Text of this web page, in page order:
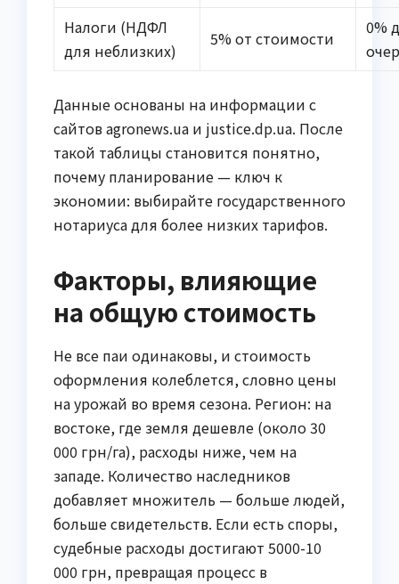
Налоги (НДФЛ
для неблизких)
5% от стоимости
0%
Данные основаны на информации с
сайтов agronews.ua и justice.dp.ua. После
такой таблицы становится понятно,
почему планирование — ключ к
экономии: выбирайте государственного
нотариуса для более низких тарифов.
Факторы, влияющие
на общую стоимость
Не все паи одинаковы, и стоимость
оформления колеблется, словно цены
на урожай во время сезона. Регион: на
востоке, где земля дешевле (около 30
000 грн/га), расходы ниже, чем на
западе. Количество наследников
добавляет множитель — больше людей,
больше свидетельств. Если есть споры,
судебные расходы достигают 5000-10
000 грн, превращая процесс в